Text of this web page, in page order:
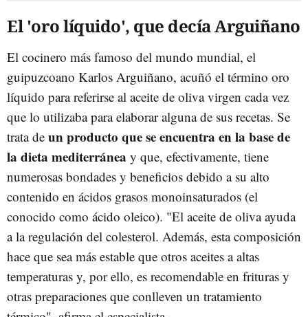
El 'oro líquido', que decía Arguiñano
El cocinero más famoso del mundo mundial, el
guipuzcoano Karlos Arguiñano, acuñó el término oro
líquido para referirse al aceite de oliva virgen cada vez
que lo utilizaba para elaborar alguna de sus recetas. Se
trata de un producto que se encuentra en la base de
la dieta mediterránea y que, efectivamente, tiene
numerosas bondades y beneficios debido a su alto
contenido en ácidos grasos monoinsaturados (el
conocido como ácido oleico). "El aceite de oliva ayuda
a la regulación del colesterol. Además, esta composición
hace que sea más estable que otros aceites a altas
temperaturas y, por ello, es recomendable en frituras y
otras preparaciones que conlleven un tratamiento